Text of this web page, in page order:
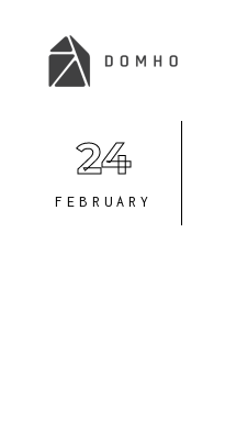
24
FEBRUARY